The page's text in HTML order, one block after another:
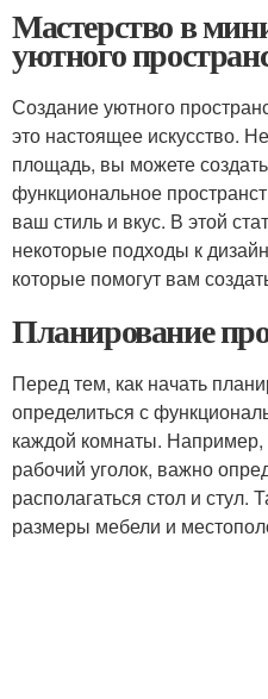
Мастерство в
уютного
Создание уютного
это настоящее искусство.
площадь, вы можете
функциональное
ваш стиль и вкус. В этой
некоторые подходы к
которые помогут вам
Планирование
Перед тем, как начать
определиться с
каждой комнаты. Например,
рабочий уголок, важно
располагаться стол и стул.
размеры мебели и